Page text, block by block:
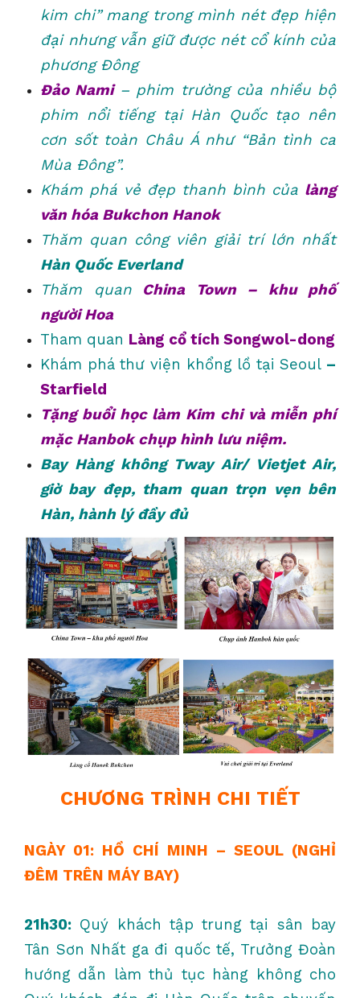
kim chi” mang trong mình nét đẹp hiện
đại nhưng vẫn giữ được nét cổ kính của
phương Đông
Đảo Nami– phim trường của nhiều bộ
phim nổi tiếng tại Hàn Quốc tạo nên
cơn sốt toàn Châu Á như “Bản tình ca
Mùa Đông”.
Khám phá vẻ đẹp thanh bình của làng
văn hóa Bukchon Hanok
Thăm quan công viên giải trí lớn nhất
Hàn Quốc Everland
Thăm quanChina Town – khu phố
người Hoa
Tham quan Làng cổ tích Songwol-dong
Khám phá thư viện khổng lồ tại Seoul –
Starfield
Tặng buổi học làm Kim chi và miễn phí
mặc Hanbok chụp hình lưu niệm.
Bay Hàng không Tway Air/ Vietjet Air,
giờ bay đẹp, tham quan trọn vẹn bên
Hàn, hành lý đầy đủ
CHƯƠNG TRÌNH CHI TIẾT
NGÀY 01: HỒ CHÍ MINH – SEOUL (NGHỈ
ĐÊM TRÊN MÁY BAY)
21h30: Quý khách tập trung tại sân bay
Tân Sơn Nhất ga đi quốc tế, Trưởng Đoàn
hướng dẫn làm thủ tục hàng không cho